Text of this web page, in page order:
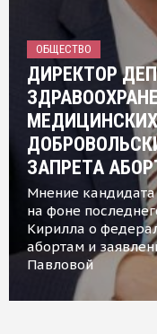
ОБЩЕСТВО
ДИРЕКТОР
ЗАПРЕТА
Мнение
на фоне
Кирилла о
абортам и
Павловой